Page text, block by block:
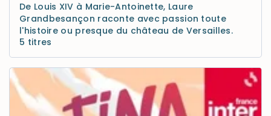
De Louis XIV à Marie-Antoinette, Laure
Grandbesançon raconte avec passion toute
l'histoire ou presque du château de Versailles.
5 titres